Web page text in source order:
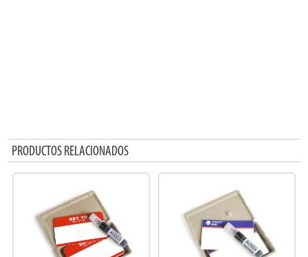
PRODUCTOS RELACIONADOS